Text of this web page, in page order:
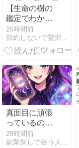
【生命の樹の
鑑定でわかる
こと】シリー
ズ10回目 ◆⑩
マルクト
26時間前
真面目に頑張
っているのに
副業で成果が
出ないと感じ
29時間前